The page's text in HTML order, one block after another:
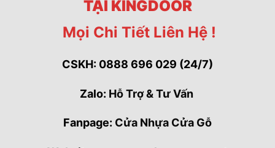
TẠI KINGDOOR
Mọi Chi Tiết Liên Hệ !
CSKH: 0888 696 029 (24/7)
Zalo: Hỗ Trợ & Tư Vấn
Fanpage: Cửa Nhựa Cửa Gỗ